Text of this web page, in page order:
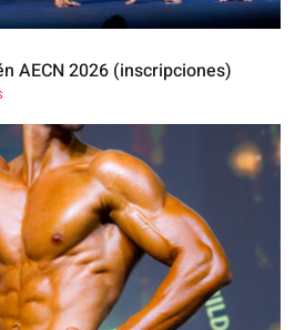
AECN 2026 (inscripciones)